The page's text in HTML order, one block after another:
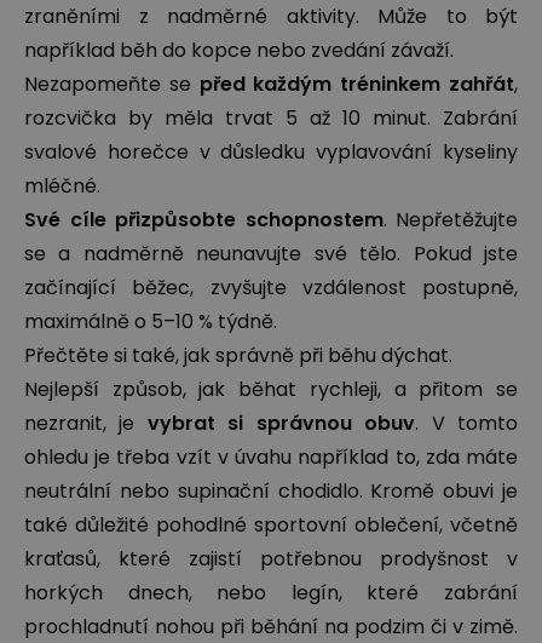
zraněními z nadměrné aktivity. Může to být
například běh do kopce nebo zvedání závaží.
Nezapomeňte se před každým tréninkem zahřát,
rozcvička by měla trvat 5 až 10 minut. Zabrání
svalové horečce v důsledku vyplavování kyseliny
mléčné.
Své cíle přizpůsobte schopnostem. Nepřetěžujte
se a nadměrně neunavujte své tělo. Pokud jste
začínající běžec, zvyšujte vzdálenost postupně,
maximálně o 5–10 % týdně.
Přečtěte si také, jak správně při běhu dýchat.
Nejlepší způsob, jak běhat rychleji, a přitom se
nezranit, je vybrat si správnou obuv. V tomto
ohledu je třeba vzít v úvahu například to, zda máte
neutrální nebo supinační chodidlo. Kromě obuvi je
také důležité pohodlné sportovní oblečení, včetně
kraťasů, které zajistí potřebnou prodyšnost v
horkých dnech, nebo legín, které zabrání
prochladnutí nohou při běhání na podzim či v zimě.